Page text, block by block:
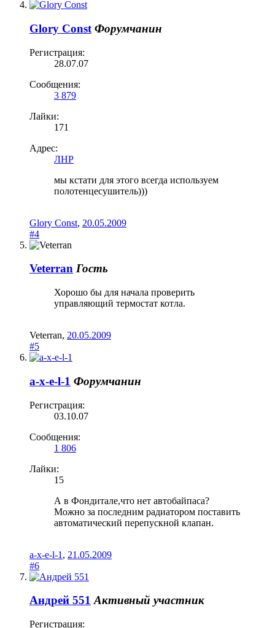
Glory Const Форумчанин
Регистрация:
28.07.07
Сообщения:
3 879
Лайки:
171
Адрес:
ЛНР
мы кстати для этого всегда используем
полотенцесушитель)))
Glory Const, 20.05.2009
#4
Veterran Гость
Хорошо бы для начала проверить
управляющий термостат котла.
Veterran, 20.05.2009
#5
a-x-e-l-1 Форумчанин
Регистрация:
03.10.07
Сообщения:
1 806
Лайки:
15
А в Фондитале,что нет автобайпаса?
Можно за последним радиатором поставить
автоматический перепускной клапан.
a-x-e-l-1 , 21.05.2009
#6
Андрей 551 Активный участник
Регистрация: